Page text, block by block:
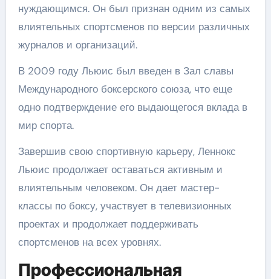
нуждающимся. Он был признан одним из самых
влиятельных спортсменов по версии различных
журналов и организаций.
В 2009 году Льюис был введен в Зал славы
Международного боксерского союза, что еще
одно подтверждение его выдающегося вклада в
мир спорта.
Завершив свою спортивную карьеру, Леннокс
Льюис продолжает оставаться активным и
влиятельным человеком. Он дает мастер-
классы по боксу, участвует в телевизионных
проектах и продолжает поддерживать
спортсменов на всех уровнях.
Профессиональная